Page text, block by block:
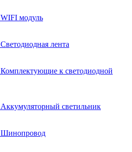
WIFI модуль
Светодиодная лента
Комплектующие к светодиодной
Аккумуляторный светильник
Шинопровод